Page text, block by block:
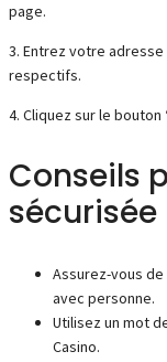
page.
3. Entrez votre
respectifs.
4. Cliquez sur le
Conseils
sécurisée
Assurez-vous
avec personne.
Utilisez un mot
Casino.